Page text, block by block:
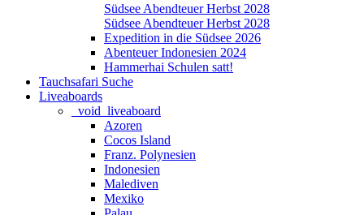
Südsee Abendteuer Herbst 2028
Südsee Abendteuer Herbst 2028
Expedition in die Südsee 2026
Abenteuer Indonesien 2024
Hammerhai Schulen satt!
Tauchsafari Suche
Liveaboards
_void_liveaboard
Azoren
Cocos Island
Franz. Polynesien
Indonesien
Malediven
Mexiko